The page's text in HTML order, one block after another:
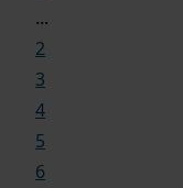
...
2
3
4
5
6